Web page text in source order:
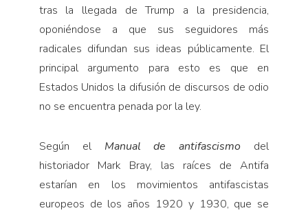
tras la llegada de Trump a la presidencia,
oponiéndose a que sus seguidores más
radicales difundan sus ideas públicamente. El
principal argumento para esto es que en
Estados Unidos la difusión de discursos de odio
no se encuentra penada por la ley.
Según el Manual de antifascismo del
historiador Mark Bray, las raíces de Antifa
estarían en los movimientos antifascistas
europeos de los años 1920 y 1930, que se